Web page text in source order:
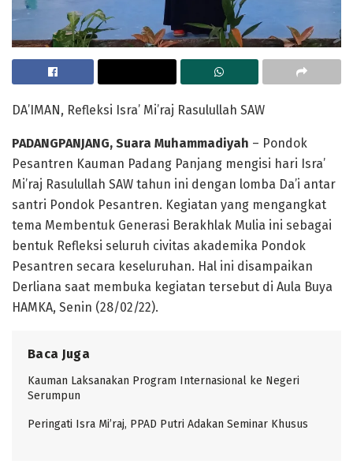
DA’IMAN, Refleksi Isra’ Mi’raj Rasulullah SAW
PADANGPANJANG, Suara Muhammadiyah – Pondok
Pesantren Kauman Padang Panjang mengisi hari Isra’
Mi’raj Rasulullah SAW tahun ini dengan lomba Da’i antar
santri Pondok Pesantren. Kegiatan yang mengangkat
tema Membentuk Generasi Berakhlak Mulia ini sebagai
bentuk Refleksi seluruh civitas akademika Pondok
Pesantren secara keseluruhan. Hal ini disampaikan
Derliana saat membuka kegiatan tersebut di Aula Buya
HAMKA, Senin (28/02/22).
Baca Juga
Kauman Laksanakan Program Internasional ke Negeri
Serumpun
Peringati Isra Mi’raj, PPAD Putri Adakan Seminar Khusus